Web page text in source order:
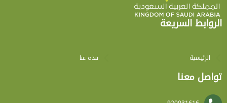
الروابط السريعة
الرئيسية نبذة عنا
تواصل معنا